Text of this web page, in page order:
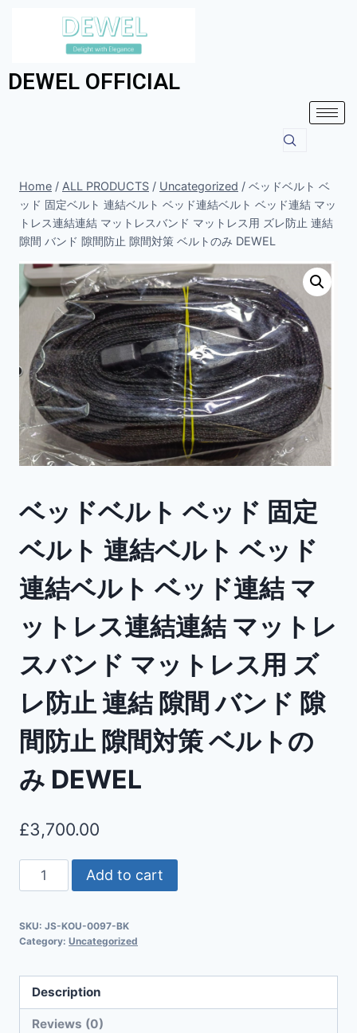
DEWEL OFFICIAL
Home / ALL PRODUCTS / Uncategorized / ベッドベルト ベ
ッド 固定ベルト 連結ベルト ベッド連結ベルト ベッド連結 マッ
トレス連結連結 マットレスバンド マットレス用 ズレ防止 連結
隙間 バンド 隙間防止 隙間対策 ベルトのみ DEWEL
ベッドベルト ベッド 固定
ベルト 連結ベルト ベッド
連結ベルト ベッド連結 マ
ットレス連結連結 マットレ
スバンド マットレス用 ズ
レ防止 連結 隙間 バンド 隙
間防止 隙間対策 ベルトの
み DEWEL
£3,700.00
Add to cart
SKU: JS-KOU-0097-BK
Category: Uncategorized
Description
Reviews (0)